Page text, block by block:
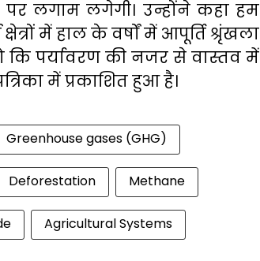
पर लगाम लगेगी। उन्होंने कहा हम
में हाल के वर्षों में आपूर्ति श्रृंखला
कि पर्यावरण की नजर से वास्तव में
में प्रकाशित हुआ है।
Greenhouse gases (GHG)
Deforestation Methane
Agricultural Systems